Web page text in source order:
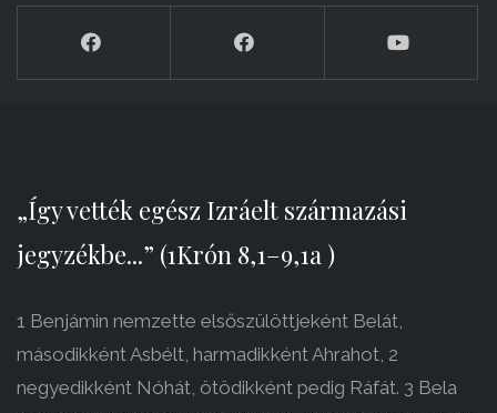
„Így vették egész Izráelt származási
jegyzékbe...” (1Krón 8,1–9,1a )
1 Benjámin nemzette elsőszülöttjeként Belát,
másodikként Asbélt, harmadikként Ahrahot, 2
negyedikként Nóhát, ötödikként pedig Ráfát. 3 Bela